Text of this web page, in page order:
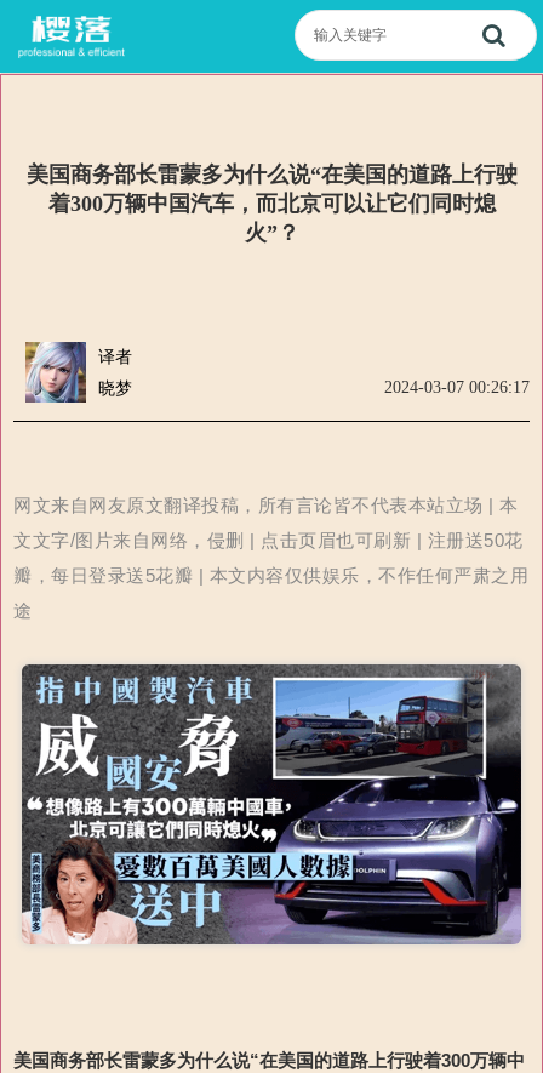
美国商务部长雷蒙多为什么说“在美国的道路上行驶
着300万辆中国汽车，而北京可以让它们同时熄
火”？
译者
晓梦
2024-03-07 00:26:17
网文来自网友原文翻译投稿，所有言论皆不代表本站立场 | 本
文文字/图片来自网络，侵删 | 点击页眉也可刷新 | 注册送50花
瓣，每日登录送5花瓣 | 本文内容仅供娱乐，不作任何严肃之用
途
美国商务部长雷蒙多为什么说“在美国的道路上行驶着300万辆中